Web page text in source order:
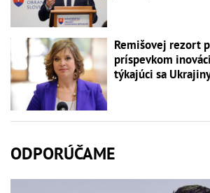
Remišovej rezort
príspevkom
týkajúci sa
ODPORÚČAME